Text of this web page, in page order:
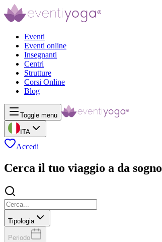
Eventi
Eventi online
Insegnanti
Centri
Strutture
Corsi Online
Blog
Toggle menu
ITA
Accedi
Cerca il tuo viaggio a da sogno
Tipologia
Periodo